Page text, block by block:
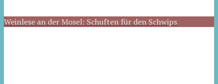
Weinlese an der Mosel: Schuften für den Schwips